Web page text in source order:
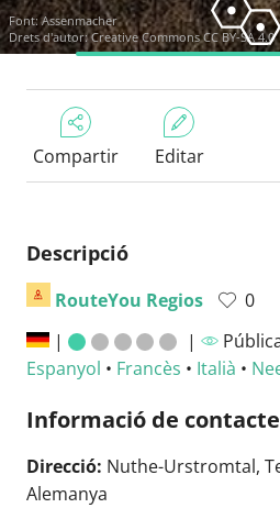
Font:Assenmacher
Drets d'autor:Creative Commons CC BY-SA 4.0
Compartir Editar
Descripció
RouteYou Regios
0
|
|
Espanyol • Francès • Italià •
Informació de contacte
Direcció: Nuthe-Urstromtal,
Alemanya